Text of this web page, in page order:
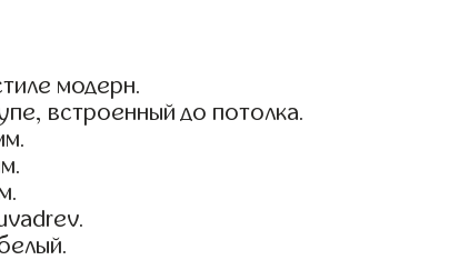
модерн.
встроенный до потолка.